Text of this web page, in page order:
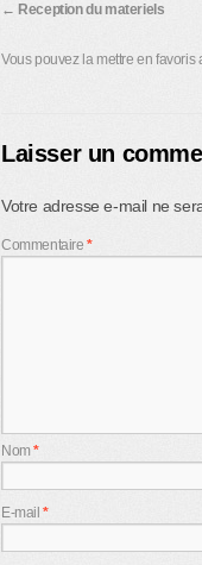
Reception du materiels
Vous pouvez la mettre en favoris
Laisser un
Votre adresse e-mail ne
Commentaire*
Nom*
E-mail*